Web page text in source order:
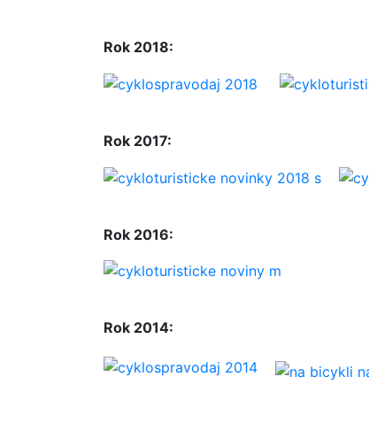
Rok 2018:
Rok 2017:
Rok 2016:
Rok 2014: